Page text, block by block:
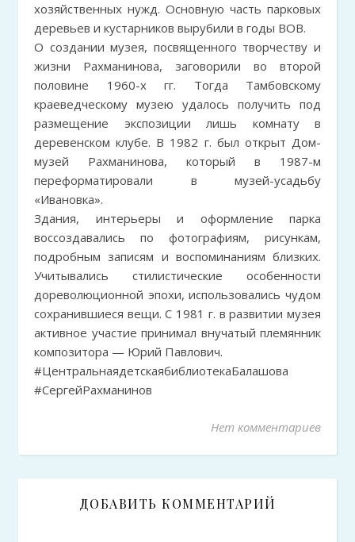
хозяйственных нужд. Основную часть парковых
деревьев и кустарников вырубили в годы ВОВ.
О создании музея, посвященного творчеству и
жизни Рахманинова, заговорили во второй
половине 1960-х гг. Тогда Тамбовскому
краеведческому музею удалось получить под
размещение экспозиции лишь комнату в
деревенском клубе. В 1982 г. был открыт Дом-
музей Рахманинова, который в 1987-м
переформатировали в музей-усадьбу
«Ивановка».
Здания, интерьеры и оформление парка
воссоздавались по фотографиям, рисункам,
подробным записям и воспоминаниям близких.
Учитывались стилистические особенности
дореволюционной эпохи, использовались чудом
сохранившиеся вещи. С 1981 г. в развитии музея
активное участие принимал внучатый племянник
композитора — Юрий Павлович.
#ЦентральнаядетскаябиблиотекаБалашова
#СергейРахманинов
Нет комментариев
ДОБАВИТЬ КОММЕНТАРИЙ